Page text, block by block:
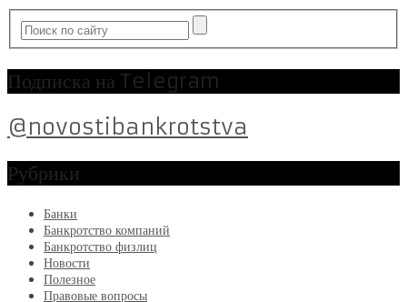
Подписка на Telegram
@novostibankrotstva
Рубрики
Банки
Банкротство компаний
Банкротство физлиц
Новости
Полезное
Правовые вопросы